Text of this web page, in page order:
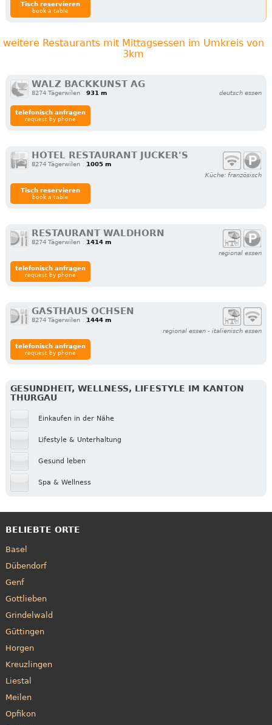
Tisch reservieren
book a table
weitere Restaurants mit Mittagsessen im Umkreis von
3km
WALZ BACKKUNST AG
8274 Tägerwilen 931 m deutsch essen
telefonisch anfragen
request by phone
HOTEL RESTAURANT JUCKER'S
8274 Tägerwilen
1005 m
Küche: französisch
Tisch reservieren
book a table
RESTAURANT WALDHORN
8274 Tägerwilen
1414 m
regional essen
telefonisch anfragen
request by phone
GASTHAUS OCHSEN
8274 Tägerwilen
1444 m
regional essen - italienisch essen
telefonisch anfragen
request by phone
GESUNDHEIT, WELLNESS, LIFESTYLE IM KANTON
THURGAU
Einkaufen in der Nähe
Lifestyle & Unterhaltung
Gesund leben
Spa & Wellness
BELIEBTE ORTE
Basel
Dübendorf
Genf
Gottlieben
Grindelwald
Güttingen
Horgen
Kreuzlingen
Liestal
Meilen
Opfikon